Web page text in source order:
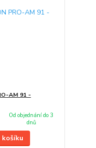
AM 91 -
Od objednání do 3
dnů